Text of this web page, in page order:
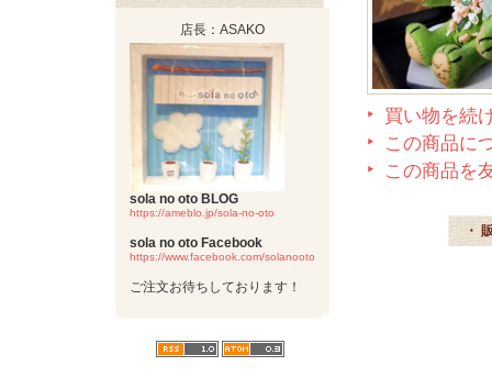
店長：ASAKO
sola no oto BLOG
https://ameblo.jp/sola-no-oto
sola no oto Facebook
https://www.facebook.com/solanooto
ご注文お待ちしております！
買い物を続
この商品に
この商品を
・